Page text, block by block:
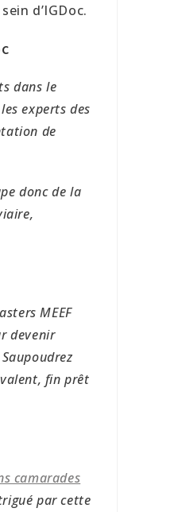
d’IGDoc.
dans le
experts des
de
donc de la
MEEF
devenir
fin prêt
camarades
par cette